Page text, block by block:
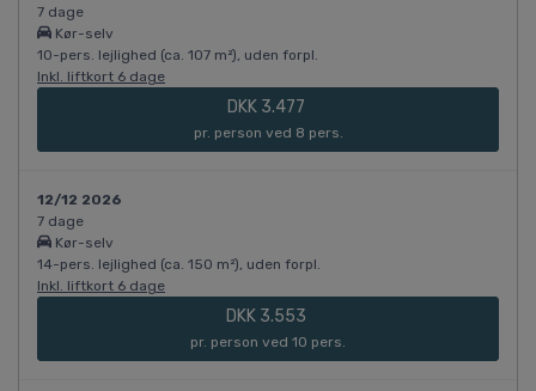
7 dage
Kør-selv
10-pers. lejlighed (ca. 107 m²), uden forpl.
Inkl. liftkort 6 dage
DKK 3.477
pr. person ved 8 pers.
12/12 2026
7 dage
Kør-selv
14-pers. lejlighed (ca. 150 m²), uden forpl.
Inkl. liftkort 6 dage
DKK 3.553
pr. person ved 10 pers.